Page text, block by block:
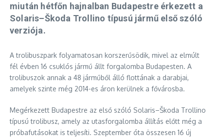
miután hétfőn hajnalban Budapestre érkezett a
Solaris–Škoda Trollino típusú jármű első szóló
verziója.
A trolibuszpark folyamatosan korszerűsödik, mivel az elmúlt
fél évben 16 csuklós jármű állt forgalomba Budapesten. A
trolibuszok annak a 48 járműből álló flottának a darabjai,
amelyek szinte még 2014-es áron kerülnek a fővárosba.
Megérkezett Budapestre az első szóló Solaris–Škoda Trollino
típusú trolibusz, amely az utasforgalomba állítás előtt még a
próbafutásokat is teljesíti. Szeptember óta összesen 16 új